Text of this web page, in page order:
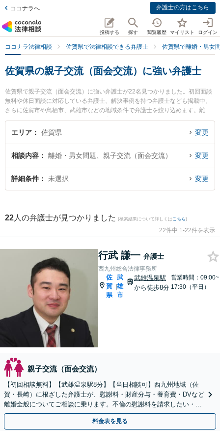
ココナラへ 弁護士の方はこちら
投稿する 探す 閲覧履歴 マイリスト ログイン
ココナラ法律相談 佐賀県で法律相談できる弁護士 佐賀県で離婚・男女
佐賀県の親子交流（面会交流）に強い弁護士
佐賀県で親子交流（面会交流）に強い弁護士が22名見つかりました。初回面談
無料や休日面談に対応している弁護士、解決事例を持つ弁護士なども掲載中。
さらに佐賀市や鳥栖市、武雄市などの地域条件で弁護士を絞り込めます。離
婚・男女問題に関係する財産分与や養育費、親権等の細かな分野での絞り込み
検索もでき便利です。特に西九州総合法律事務所の行武 謙一弁護士やありあけ
法律事務所の富永 洋一弁護士、筑紫野基山法律事務所の尾関 大雅弁護士のプロ
夜間に発生した親子交流（面会交流）のトラブルを今すぐに弁護士に相談した
い』『親子交流（面会交流）のトラブル解決の実績豊富な近くの弁護士を検索
したい』『初回相談無料で親子交流（面会交流）を法律相談できる佐賀県内の
エリア 佐賀県 変更
相談内容 離婚・男女問題、親子交流（面会交流） 変更
詳細条件 未選択 変更
22 人の弁護士が見つかりました (検索結果について詳しくは こちら)
22件中 1-22件を表示
行武 謙一 弁護士
西九州総合法律事務所
佐
賀
県
|
武
雄
市
武雄温泉駅
から徒歩8分
営業時間：09:00~
17:30（平日）
親子交流（面会交流）
【初回相談無料】【武雄温泉駅8分】【当日相談可】西九州地域（佐
賀・長崎）に根ざした弁護士が、慰謝料・財産分与・養育費・DVなど
離婚全般についてご相談に乗ります。不倫の慰謝料を請求したい・請
求されたなど、男女問題全般もお気軽にご相談ください。
料金表を見る